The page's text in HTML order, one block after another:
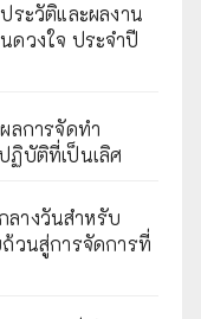
ระวัติและผลงาน
ดวงใจ ประจำปี
ลการจัดทำ
ฏิบัติที่เป็นเลิศ
ลางวันสำหรับ
วนสู่การจัดการที่